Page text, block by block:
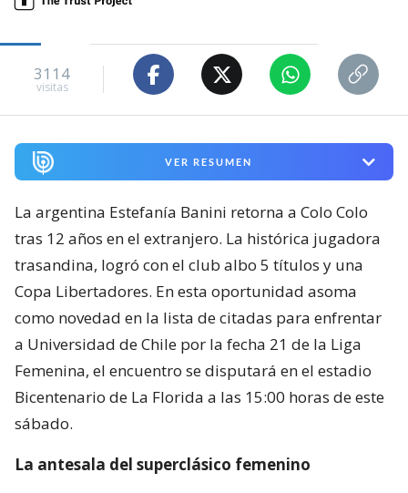
3114
visitas
VER RESUMEN
La argentina Estefanía Banini retorna a Colo Colo
tras 12 años en el extranjero. La histórica jugadora
trasandina, logró con el club albo 5 títulos y una
Copa Libertadores. En esta oportunidad asoma
como novedad en la lista de citadas para enfrentar
a Universidad de Chile por la fecha 21 de la Liga
Femenina, el encuentro se disputará en el estadio
Bicentenario de La Florida a las 15:00 horas de este
sábado.
La antesala del superclásico femenino